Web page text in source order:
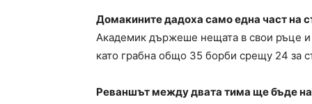
Домакините дадоха само една част на
Академик държеше нещата в свои ръце и
като грабна общо 35 борби срещу 24 за
Реваншът между двата тима ще бъде